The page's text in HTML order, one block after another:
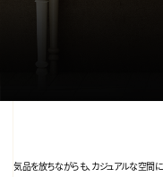
気品を放ちながらも、カジュアルな空間